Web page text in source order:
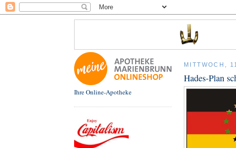
Ihre Online-Apotheke
MITTWOCH,
Hades-Plan